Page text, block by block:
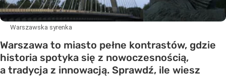
Warszawska syrenka
Warszawa to miasto pełne kontrastów, gdzie
historia spotyka się z nowoczesnością,
a tradycja z innowacją. Sprawdź, ile wiesz